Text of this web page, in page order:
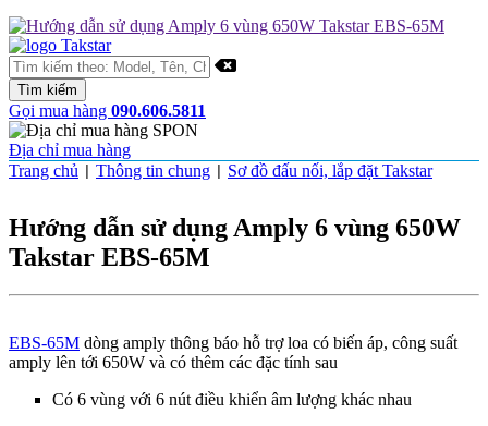
Gọi mua hàng 090.606.5811
Địa chỉ mua hàng
Trang chủ
Thông tin chung Sơ đồ đấu nối, lắp đặt Takstar
Hướng dẫn sử dụng Amply 6 vùng 650W
Takstar EBS-65M
EBS-65M dòng amply thông báo hỗ trợ loa có biến áp, công suất
amply lên tới 650W và có thêm các đặc tính sau
Có 6 vùng với 6 nút điều khiển âm lượng khác nhau